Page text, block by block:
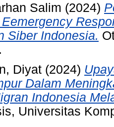
Salim (2024)
Siber Indonesia.
Diyat (2024)
Dalam
Indonesia
Universitas